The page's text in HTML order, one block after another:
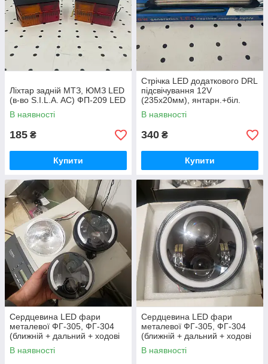
Ліхтар задній МТЗ, ЮМЗ LED
(в-во S.I.L.A. AC) ФП-209 LED
В наявності
185 ₴
Купити
Стрічка LED додаткового DRL
підсвічування 12V
(235х20мм), янтарн.+біл.
В наявності
340 ₴
Купити
Cердцевина LED фари
металевої ФГ-305, ФГ-304
(ближній + дальний + ходові
вогні (полукільце))
В наявності
Cердцевина LED фари
металевої ФГ-305, ФГ-304
(ближній + дальний + ходові
вогні (кільце))
В наявності